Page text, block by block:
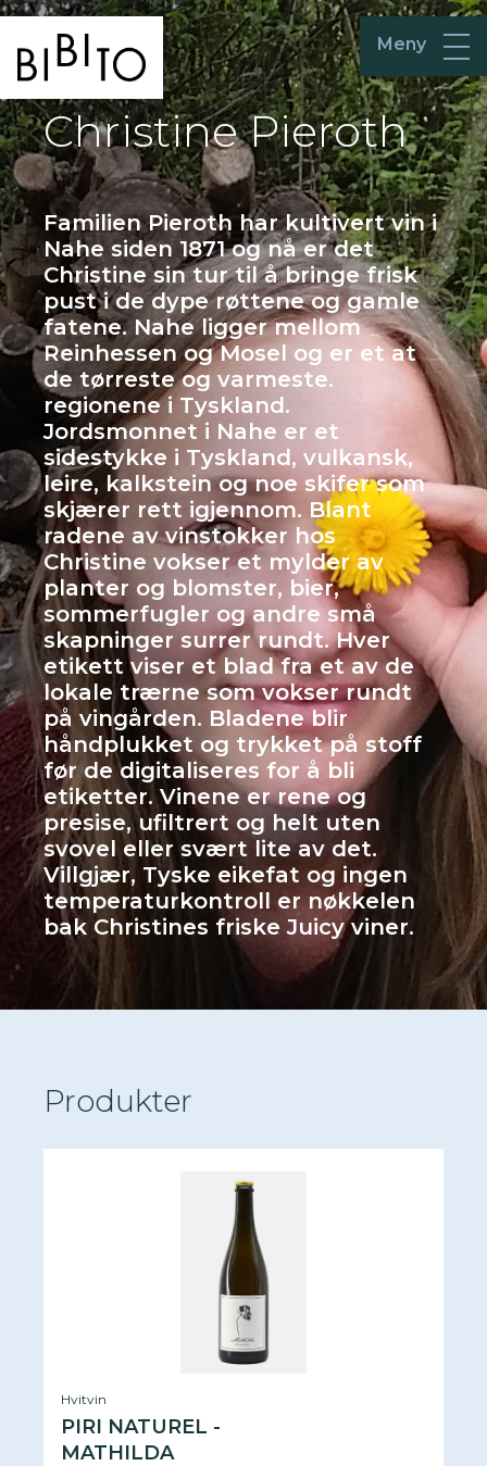
Meny
Christine Pieroth
Familien Pieroth har kultivert vin i
Nahe siden 1871 og nå er det
Christine sin tur til å bringe frisk
pust i de dype røttene og gamle
fatene. Nahe ligger mellom
Reinhessen og Mosel og er et at
de tørreste og varmeste.
regionene i Tyskland.
Jordsmonnet i Nahe er et
sidestykke i Tyskland, vulkansk,
leire, kalkstein og noe skifer som
skjærer rett igjennom. Blant
radene av vinstokker hos
Christine vokser et mylder av
planter og blomster, bier,
sommerfugler og andre små
skapninger surrer rundt. Hver
etikett viser et blad fra et av de
lokale trærne som vokser rundt
på vingården. Bladene blir
håndplukket og trykket på stoff
før de digitaliseres for å bli
etiketter. Vinene er rene og
presise, ufiltrert og helt uten
svovel eller svært lite av det.
Villgjær, Tyske eikefat og ingen
temperaturkontroll er nøkkelen
bak Christines friske Juicy viner.
Produkter
Hvitvin
PIRI NATUREL -
MATHILDA